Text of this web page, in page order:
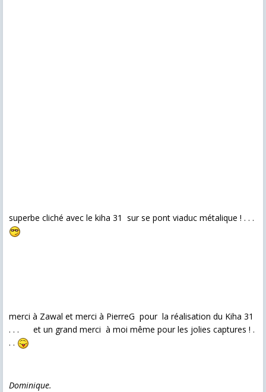
superbe cliché avec le kiha 31 sur se pont viaduc métalique ! . . .
merci à Zawal et merci à PierreG pour la réalisation du Kiha 31
. . . et un grand merci à moi même pour les jolies captures ! .
. .
Dominique.